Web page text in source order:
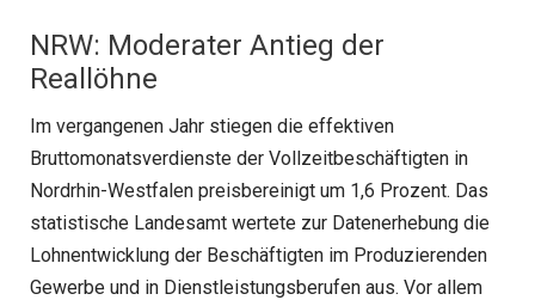
NRW: Moderater Antieg der
Reallöhne
Im vergangenen Jahr stiegen die effektiven
Bruttomonatsverdienste der Vollzeitbeschäftigten in
Nordrhin-Westfalen preisbereinigt um 1,6 Prozent. Das
statistische Landesamt wertete zur Datenerhebung die
Lohnentwicklung der Beschäftigten im Produzierenden
Gewerbe und in Dienstleistungsberufen aus. Vor allem